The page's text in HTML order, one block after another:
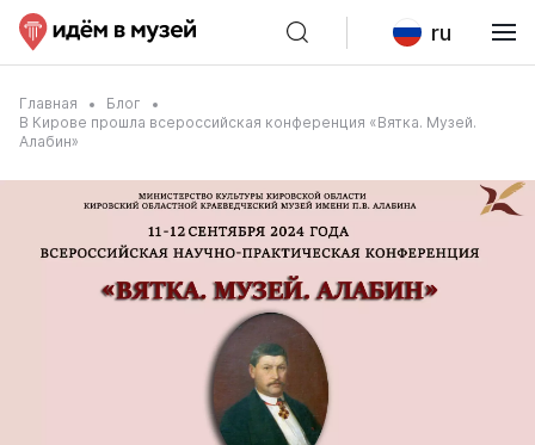
ru
Главная
Блог
В Кирове прошла всероссийская конференция «Вятка. Музей.
Алабин»